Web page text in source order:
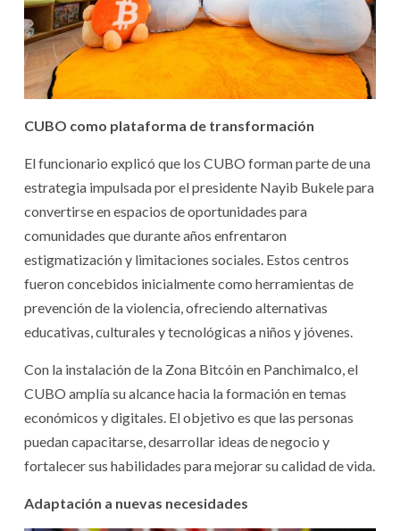
CUBO como plataforma de transformación
El funcionario explicó que los CUBO forman parte de una
estrategia impulsada por el presidente Nayib Bukele para
convertirse en espacios de oportunidades para
comunidades que durante años enfrentaron
estigmatización y limitaciones sociales. Estos centros
fueron concebidos inicialmente como herramientas de
prevención de la violencia, ofreciendo alternativas
educativas, culturales y tecnológicas a niños y jóvenes.
Con la instalación de la Zona Bitcóin en Panchimalco, el
CUBO amplía su alcance hacia la formación en temas
económicos y digitales. El objetivo es que las personas
puedan capacitarse, desarrollar ideas de negocio y
fortalecer sus habilidades para mejorar su calidad de vida.
Adaptación a nuevas necesidades